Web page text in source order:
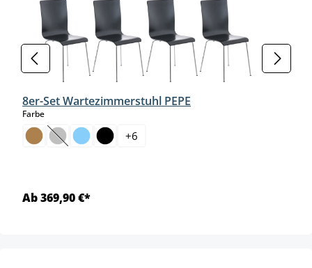
8er-Set Wartezimmerstuhl PEPE
Farbeauswählen
(Diese Option ist zurzeit nicht verfügbar.)
+6
Ab 369,90 €*